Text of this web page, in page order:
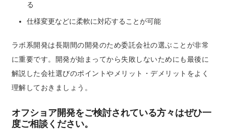
る
仕様変更などに柔軟に対応することが可能
ラボ系開発は長期間の開発のため委託会社の選ぶことが非常
に重要です。開発が始まってから失敗しないためにも最後に
解説した会社選びのポイントやメリット・デメリットをよく
理解しておきましょう。
オフショア開発をご検討されている方々はぜひ一
度ご相談ください。